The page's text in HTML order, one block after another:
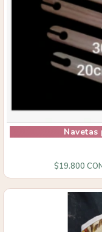
$19.800